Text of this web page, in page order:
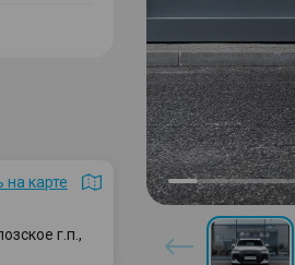
на карте
г.п.,